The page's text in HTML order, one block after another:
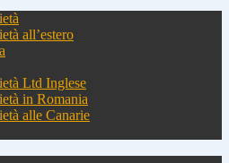
all’estero
Ltd Inglese
in Romania
alle Canarie